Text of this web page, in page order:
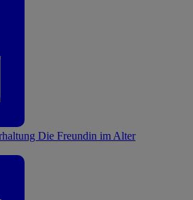
Die Freundin im Alter